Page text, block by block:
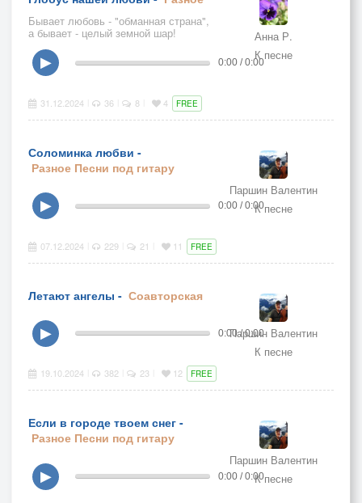
Бывает любовь - "обманная страна",
а бывает - целый земной шар!
Желаю всем любви в новом году! ❤️
Анна Р.
К песне
▶ 0:00 / 0:00
31.12.2024 36 8 4 FREE
Соломинка любви -
Разное Песни под гитару
Паршин Валентин
К песне
▶ 0:00 / 0:00
07.12.2024 229 21 11 FREE
Летают ангелы - Соавторская
Паршин Валентин
К песне
▶ 0:00 / 0:00
19.10.2024 382 23 12 FREE
Если в городе твоем снег -
Разное Песни под гитару
Паршин Валентин
К песне
▶ 0:00 / 0:00